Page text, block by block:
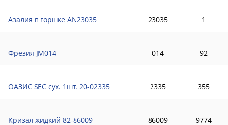
Азалия в горшке AN23035 23035 1
Фрезия JM014 014 92
ОАЗИС SEC сух. 1шт. 20-02335 2335 355
Кризал жидкий 82-86009 86009 9774